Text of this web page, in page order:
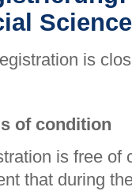
is
of condition
is free of
that during